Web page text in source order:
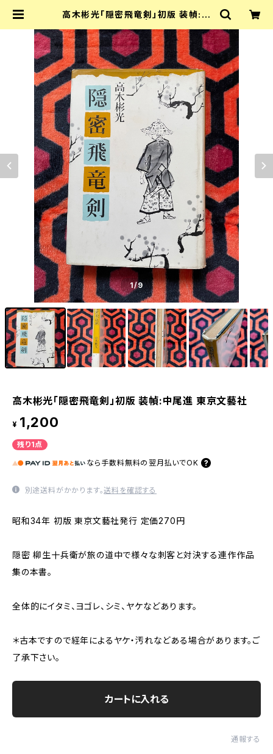
高木彬光「隠密飛竜剣」初版 装幀:中
1/9
高木彬光「隠密飛竜剣」初版 装幀:中尾進 東京文藝社
¥ 1,200
残り1点
なら 手数料無料の 翌月払いでOK
別途送料がかかります。送料を確認する
昭和34年 初版 東京文藝社発行 定価270円
隠密 柳生十兵衛が旅の道中で様々な刺客と対決する連作作品
集の本書。
全体的にイタミ、ヨゴレ、シミ、ヤケなどあります。
＊古本ですので経年によるヤケ・汚れなどある場合があります。ご
了承下さい。
カートに入れる
通報する